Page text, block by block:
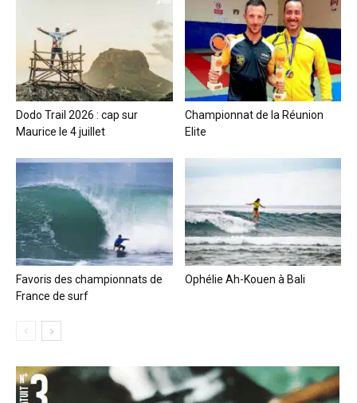
Dodo Trail 2026 : cap sur
Maurice le 4 juillet
Championnat de la Réunion
Elite
Favoris des championnats de
France de surf
Ophélie Ah-Kouen à Bali